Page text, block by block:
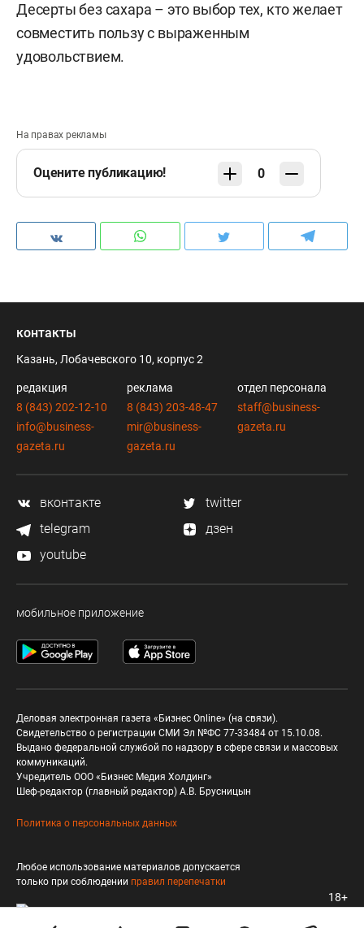
Десерты без сахара – это выбор тех, кто желает
совместить пользу с выраженным
удовольствием.
На правах рекламы
Оцените публикацию! 0
контакты
Казань, Лобачевского 10, корпус 2
редакция
8 (843) 202-12-10
info@business-
gazeta.ru
реклама
8 (843) 203-48-47
mir@business-
gazeta.ru
отдел персонала
staff@business-
gazeta.ru
вконтакте
twitter
telegram
дзен
youtube
мобильное приложение
Деловая электронная газета «Бизнес Online» (на связи).
Свидетельство о регистрации СМИ Эл №ФС 77-33484 от 15.10.08.
Выдано федеральной службой по надзору в сфере связи и массовых
коммуникаций.
Учредитель ООО «Бизнес Медия Холдинг»
Шеф-редактор (главный редактор) А.В. Брусницын
Политика о персональных данных
Любое использование материалов допускается
только при соблюдении правил перепечатки
18+